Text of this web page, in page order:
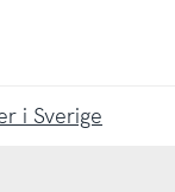
i Sverige